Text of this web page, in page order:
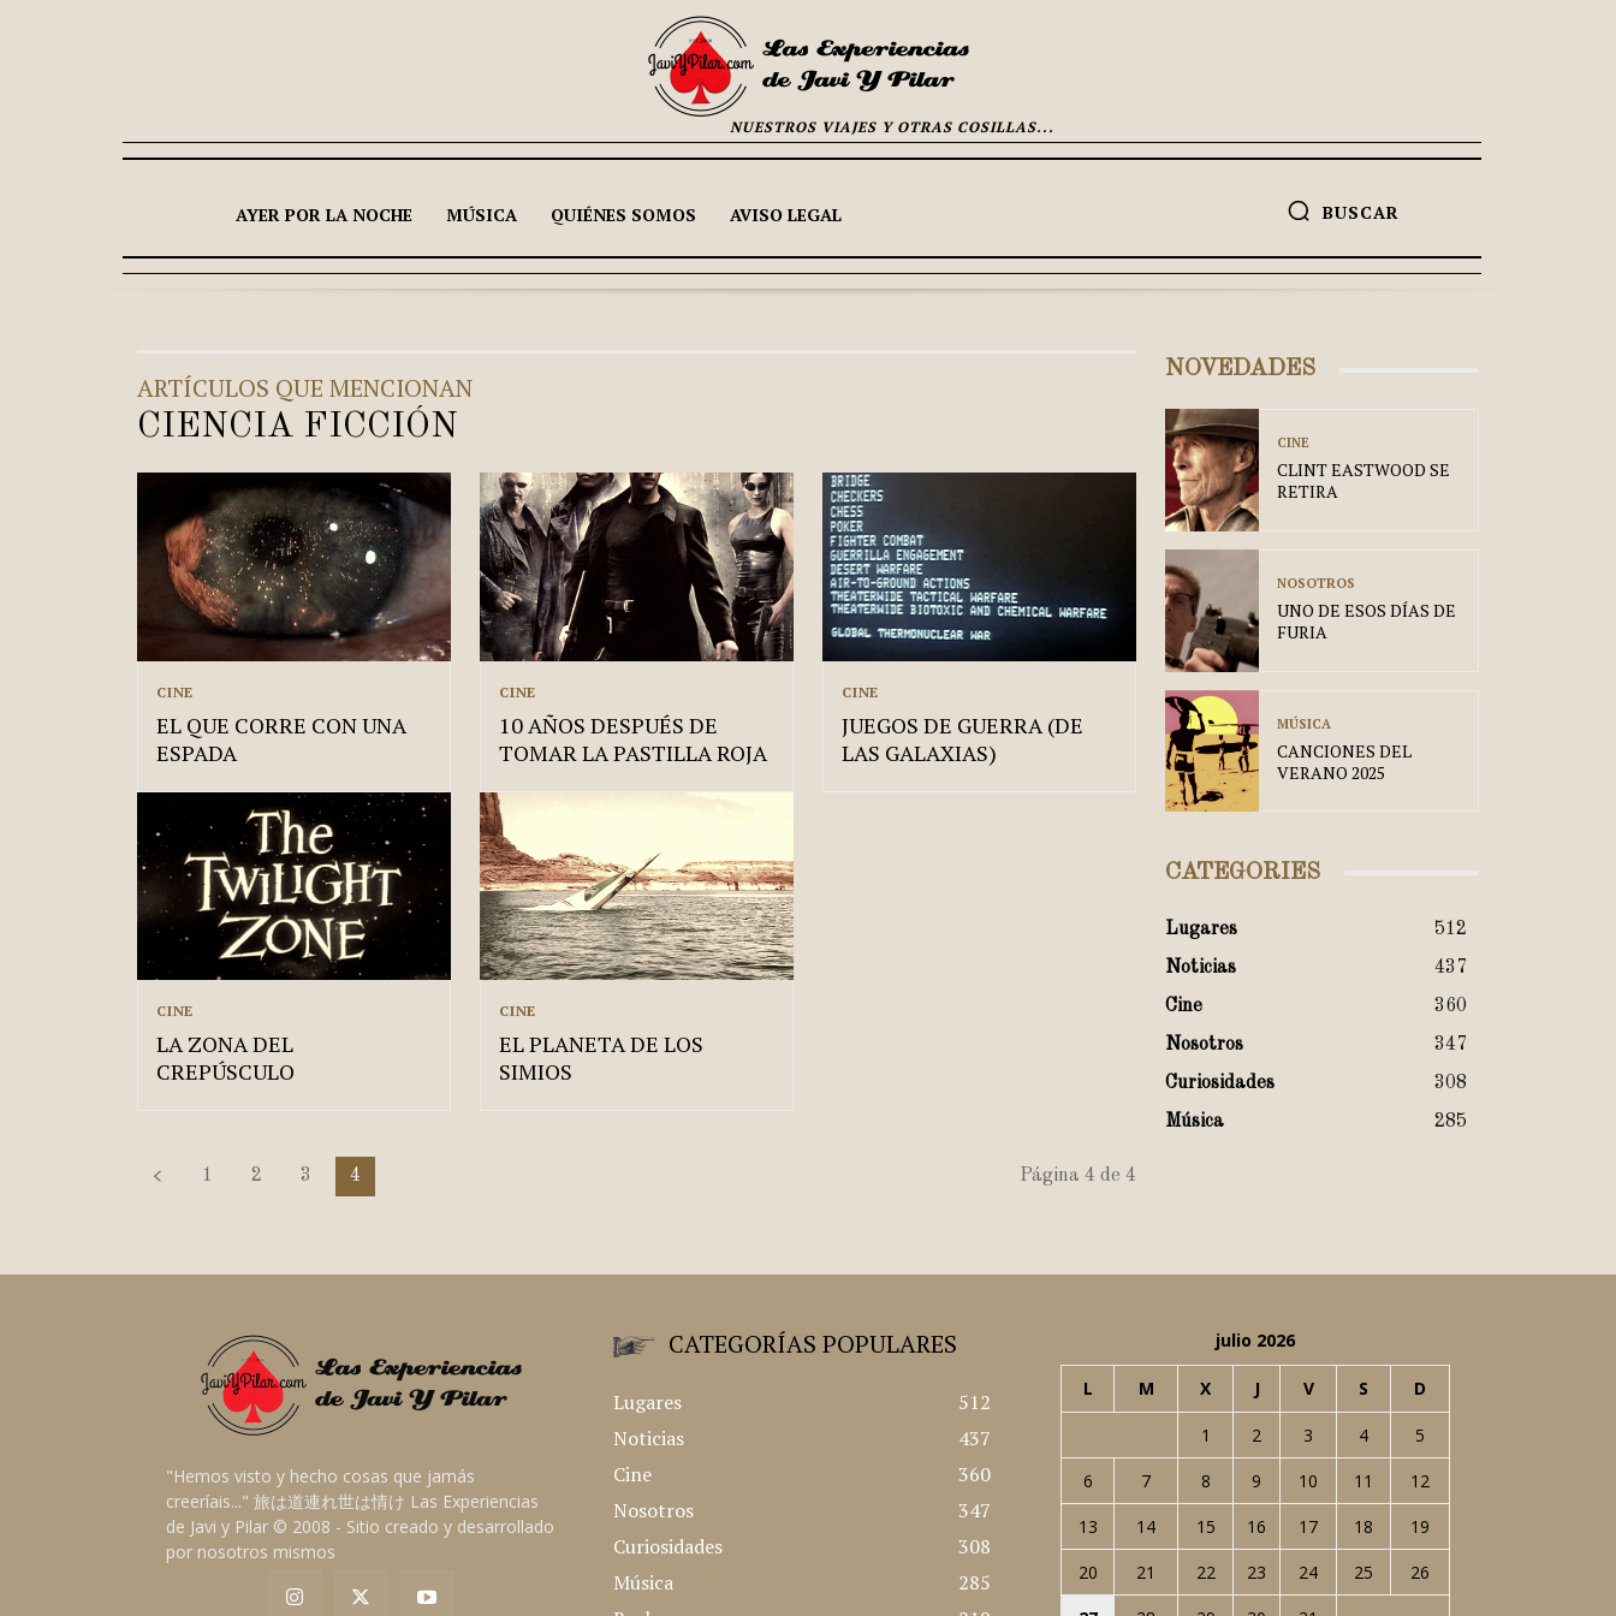
NUESTROS VIAJES Y OTRAS COSILLAS...
AYER POR LA NOCHE MÚSICA QUIÉNES SOMOS AVISO LEGAL BUSCAR
ARTÍCULOS QUE MENCIONAN
CIENCIA FICCIÓN
CINE
EL QUE CORRE CON UNA
ESPADA
CINE
10 AÑOS DESPUÉS DE
TOMAR LA PASTILLA ROJA
CINE
JUEGOS DE GUERRA (DE
LAS GALAXIAS)
CINE
LA ZONA DEL
CREPÚSCULO
CINE
EL PLANETA DE LOS
SIMIOS
1 2 3 4 Página 4 de 4
NOVEDADES
CINE
CLINT EASTWOOD SE
RETIRA
NOSOTROS
UNO DE ESOS DÍAS DE
FURIA
MÚSICA
CANCIONES DEL
VERANO 2025
CATEGORIES
Lugares
512
Noticias
437
Cine
360
Nosotros
347
Curiosidades
308
Música
285
"Hemos visto y hecho cosas que jamás
creeríais..." 旅は道連れ世は情け Las Experiencias
de Javi y Pilar © 2008 - Sitio creado y desarrollado
por nosotros mismos
CATEGORÍAS POPULARES
Lugares
512
Noticias
437
Cine
360
Nosotros
347
Curiosidades
308
Música
285
julio 2026
L M X J V S D
1 2 3 4
5
6
7 8 9 10 11
12
13
14 15 16 17 18
19
20
21 22 23 24 25
26